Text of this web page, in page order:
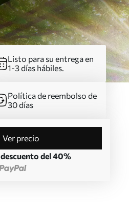
Listo para su entrega en
1-3 días hábiles.
Política de reembolso de
30 días
Ver precio
descuento del 40%